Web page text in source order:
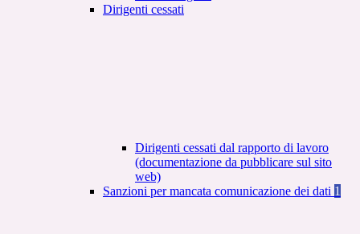
Dirigenti cessati
Dirigenti cessati dal rapporto di lavoro
(documentazione da pubblicare sul sito
web)
Sanzioni per mancata comunicazione dei dati 1